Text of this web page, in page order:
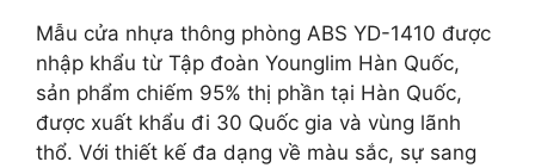
Mẫu cửa nhựa thông phòng ABS YD-1410 được
nhập khẩu từ Tập đoàn Younglim Hàn Quốc,
sản phẩm chiếm 95% thị phần tại Hàn Quốc,
được xuất khẩu đi 30 Quốc gia và vùng lãnh
thổ. Với thiết kế đa dạng về màu sắc, sự sang